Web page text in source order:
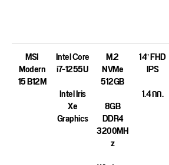
MSI
Modern
15 B12M
Intel Core
i7-1255U
Intel Iris
Xe
Graphics
M.2
NVMe
512GB
8GB
DDR4
3200MH
z
14″ FHD
IPS
1.4 กก.